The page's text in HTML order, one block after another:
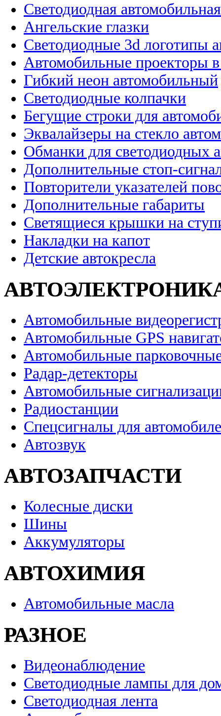
Светодиодная
Ангельские глазки
Светодиодные 3d логотипы
Автомобильные проекторы
Гибкий неон автомобильный
Светодиодные колпачки
Бегущие строки для
Эквалайзеры на стекло
Обманки для светодиодных
Дополнительные стоп-
Повторители указателей
Дополнительные габариты
Светящиеся крышки на
Накладки на капот
Детские автокресла
Автомобильные
Автомобильные GPS
Автомобильные
Радар-детекторы
Автомобильные
Радиостанции
Спецсигналы для
Автозвук
АВТОЗАПЧАСТИ
Колесные диски
Шины
Аккумуляторы
АВТОХИМИЯ
Автомобильные масла
РАЗНОЕ
Видеонаблюдение
Светодиодные лампы для
Светодиодная лента